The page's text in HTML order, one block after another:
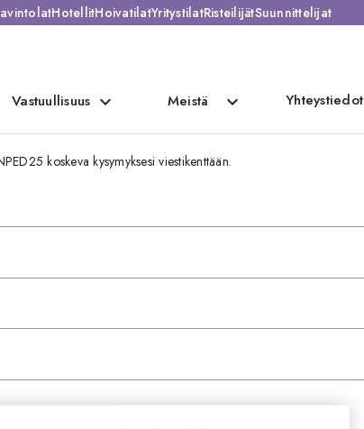
HotellitHoivatilatYritystilatRisteilijätSuunnittelijat
Vastuullisuus expand_more Meistä expand_more Yhteystiedot
koskeva kysymyksesi viestikenttään.